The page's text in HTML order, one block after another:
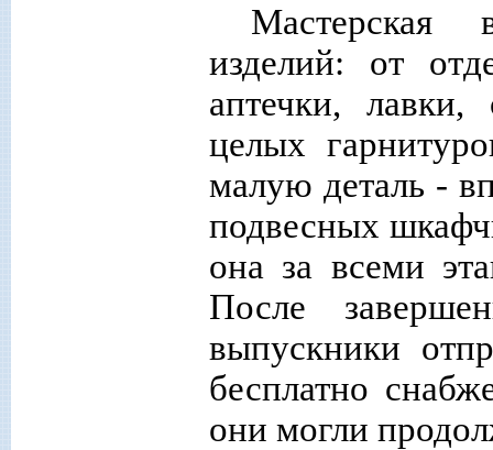
Мастерская
изделий: от
аптечки,
целых
малую деталь -
подвесных
она за всеми
После
выпускники
бесплатно
они могли